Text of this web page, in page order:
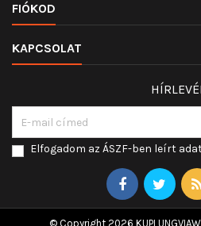
FIÓKOD
KAPCSOLAT
Elfogadom az ÁSZF-ben leírt
© Copyright 2026